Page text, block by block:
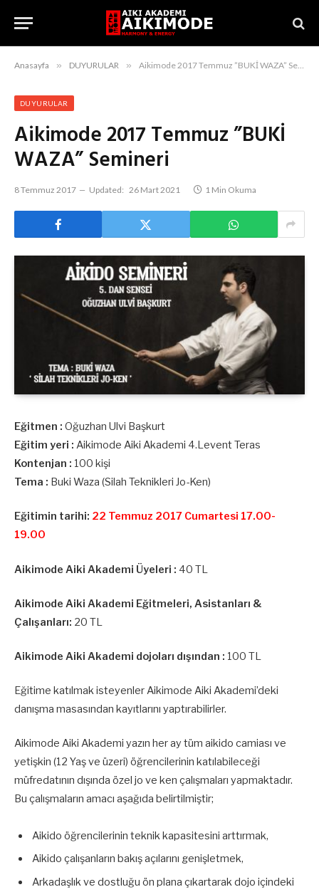
Anasayfa » DUYURULAR » Aikimode 2017 Temmuz ”BUKİ WAZA” Semineri
DUYURULAR
Aikimode 2017 Temmuz ”BUKİ
WAZA” Semineri
8 Temmuz 2017 Updated: 26 Mart 2021 1 Min Okuma
Eğitmen : Oğuzhan Ulvi Başkurt
Eğitim yeri : Aikimode Aiki Akademi 4.Levent Teras
Kontenjan : 100 kişi
Tema : Buki Waza (Silah Teknikleri Jo-Ken)
Eğitimin tarihi: 22 Temmuz 2017 Cumartesi 17.00-
19.00
Aikimode Aiki Akademi Üyeleri : 40 TL
Aikimode Aiki Akademi Eğitmeleri, Asistanları &
Çalışanları: 20 TL
Aikimode Aiki Akademi dojoları dışından : 100 TL
Eğitime katılmak isteyenler Aikimode Aiki Akademi’deki
danışma masasından kayıtlarını yaptırabilirler.
Aikimode Aiki Akademi yazın her ay tüm aikido camiası ve
yetişkin (12 Yaş ve üzeri) öğrencilerinin katılabileceği
müfredatının dışında özel jo ve ken çalışmaları yapmaktadır.
Bu çalışmaların amacı aşağıda belirtilmiştir;
Aikido öğrencilerinin teknik kapasitesini arttırmak,
Aikido çalışanların bakış açılarını genişletmek,
Arkadaşlık ve dostluğu ön plana çıkartarak dojo içindeki